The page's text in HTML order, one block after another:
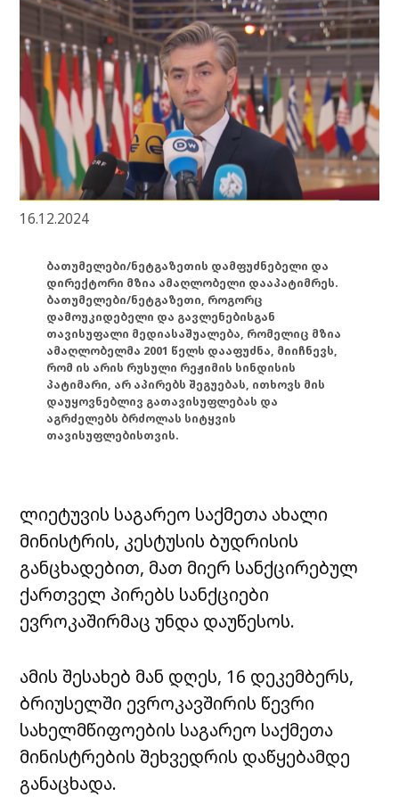
16.12.2024
ბათუმელები/ნეტგაზეთის დამფუძნებელი და
დირექტორი მზია ამაღლობელი დააპატიმრეს.
ბათუმელები/ნეტგაზეთი, როგორც
დამოუკიდებელი და გავლენებისგან
თავისუფალი მედიასაშუალება, რომელიც მზია
ამაღლობელმა 2001 წელს დააფუძნა, მიიჩნევს,
რომ ის არის რუსული რეჟიმის სინდისის
პატიმარი, არ აპირებს შეგუებას, ითხოვს მის
დაუყოვნებლივ გათავისუფლებას და
აგრძელებს ბრძოლას სიტყვის
თავისუფლებისთვის.
ლიეტუვის საგარეო საქმეთა ახალი
მინისტრის, კესტუსის ბუდრისის
განცხადებით, მათ მიერ სანქცირებულ
ქართველ პირებს სანქციები
ევროკაშირმაც უნდა დაუწესოს.
ამის შესახებ მან დღეს, 16 დეკემბერს,
ბრიუსელში ევროკავშირის წევრი
სახელმწიფოების საგარეო საქმეთა
მინისტრების შეხვედრის დაწყებამდე
განაცხადა.